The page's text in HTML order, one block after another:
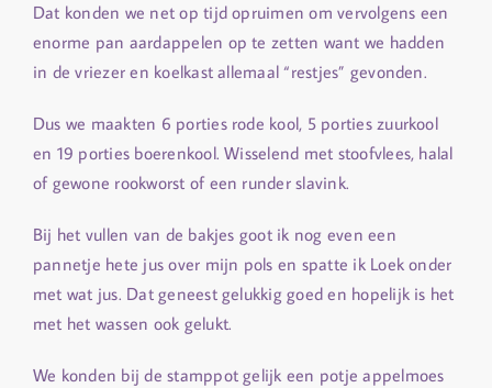
Dat konden we net op tijd opruimen om vervolgens een
enorme pan aardappelen op te zetten want we hadden
in de vriezer en koelkast allemaal “restjes” gevonden.
Dus we maakten 6 porties rode kool, 5 porties zuurkool
en 19 porties boerenkool. Wisselend met stoofvlees, halal
of gewone rookworst of een runder slavink.
Bij het vullen van de bakjes goot ik nog even een
pannetje hete jus over mijn pols en spatte ik Loek onder
met wat jus. Dat geneest gelukkig goed en hopelijk is het
met het wassen ook gelukt.
We konden bij de stamppot gelijk een potje appelmoes